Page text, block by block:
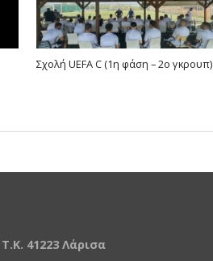
Σχολή UEFA C (1η φάση – 2ο γκρουπ)
41223 Λάρισα